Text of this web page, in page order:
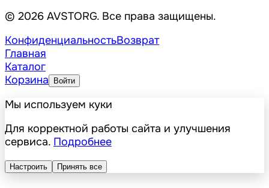
© 2026 AVSTORG. Все права защищены.
КонфиденциальностьВозврат
Главная
Каталог
Корзина
Войти
Мы используем куки
Для корректной работы сайта и улучшения
сервиса. Подробнее
Настроить Принять все